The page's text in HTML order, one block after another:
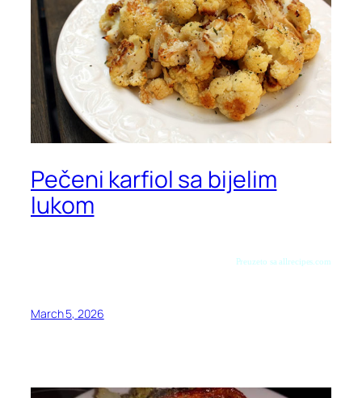
Pečeni karfiol sa bijelim
lukom
Preuzeto sa allrecipes.com
March 5, 2026